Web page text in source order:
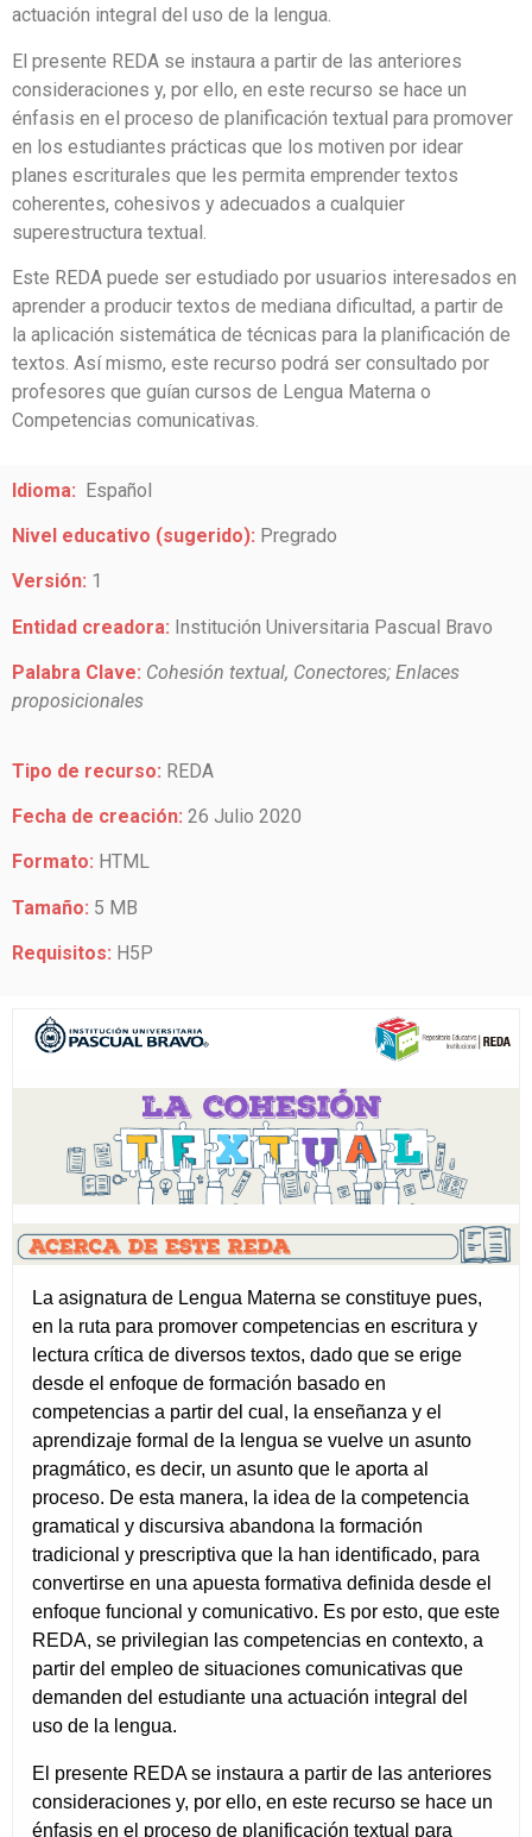
actuación integral del uso de la lengua.
El presente REDA se instaura a partir de las anteriores
consideraciones y, por ello, en este recurso se hace un
énfasis en el proceso de planificación textual para promover
en los estudiantes prácticas que los motiven por idear
planes escriturales que les permita emprender textos
coherentes, cohesivos y adecuados a cualquier
superestructura textual.
Este REDA puede ser estudiado por usuarios interesados en
aprender a producir textos de mediana dificultad, a partir de
la aplicación sistemática de técnicas para la planificación de
textos. Así mismo, este recurso podrá ser consultado por
profesores que guían cursos de Lengua Materna o
Competencias comunicativas.
Idioma: Español
Nivel educativo (sugerido): Pregrado
Versión: 1
Entidad creadora: Institución Universitaria Pascual Bravo
Palabra Clave: Cohesión textual, Conectores; Enlaces
proposicionales
Tipo de recurso: REDA
Fecha de creación: 26 Julio 2020
Formato: HTML
Tamaño: 5 MB
Requisitos: H5P